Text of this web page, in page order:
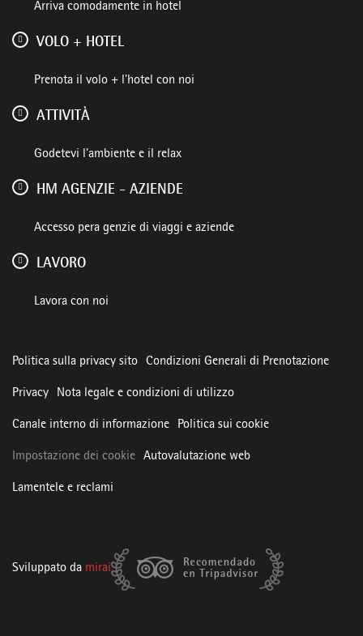
Arriva comodamente in hotel
VOLO + HOTEL
Prenota il volo + l'hotel con noi
ATTIVITÀ
Godetevi l'ambiente e il relax
HM AGENZIE - AZIENDE
Accesso pera genzie di viaggi e aziende
LAVORO
Lavora con noi
Politica sulla privacy sito Condizioni Generali di Prenotazione
Privacy Nota legale e condizioni di utilizzo
Canale interno di informazione Politica sui cookie
Impostazione dei cookie Autovalutazione web
Lamentele e reclami
Sviluppato da mirai